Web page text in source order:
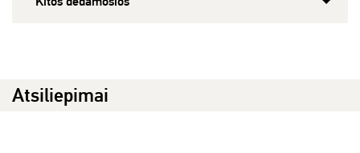
Atsiliepimai